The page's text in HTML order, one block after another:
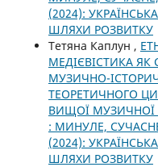
(2024):
ШЛЯХИ РОЗВИТКУ
Тетяна Каплун ,
МЕДІЄВІСТИКА
МУЗИЧНО-
ТЕОРЕТИЧНОГО
ВИЩОЇ МУЗИЧНОЇ
: МИНУЛЕ,
(2024):
ШЛЯХИ РОЗВИТКУ